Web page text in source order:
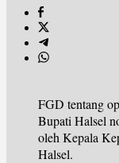
FGD tentang
Bupati Halsel
oleh Kepala
Halsel.